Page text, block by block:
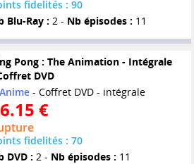
fidelités : 90
Blu-Ray : 2 - Nb épisodes : 11
Pong : The Animation - Intégrale
DVD
- Coffret DVD - intégrale
€
fidelités : 70
DVD : 2 - Nb épisodes : 11